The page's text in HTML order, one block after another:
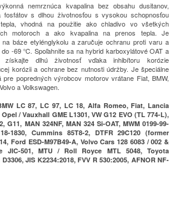
nemrznúca kvapalina bez obsahu dusitanov,
fosfátov s dlhou životnosťou s vysokou schopnosťou
vhodná na použitie ako chladivo vo všetkých
motoroch a ako kvapalina na prenos tepla. Je
na báze etylénglykolu a zaručuje ochranu proti varu a
-69 °C. Spoľahnite sa na hybrid karboxylátové OAT a
dlhú životnosť vďaka inhibítoru korózie
korózii a ochrane bez nutnosti údržby. Je špeciálne
pre popredných výrobcov motorov vrátane Fiat, BMW,
a Volkswagen.
LC 87, LC 97, LC 18, Alfa Romeo, Fiat, Lancia
/ Vauxhall GME L1301, VW G12 EVO (TL 774-L),
G11, MAN 324NF, MAN 324 Si-OAT, MWM 0199-99-
1830, Cummins 85T8-2, DTFR 29C120 (former
Ford ESD-M97B49-A, Volvo Cars 128 6083 / 002 &
JIC-501, MTU / Roll Royce MTL 5048, Toyota
JIS K2234:2018, FVV R 530:2005, AFNOR NF-